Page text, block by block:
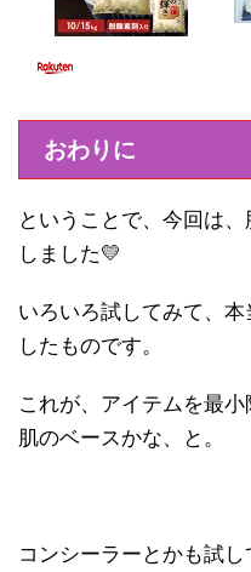
おわりに
ということで、今回は
しました💛
いろいろ試してみて、
したものです。
これが、アイテムを最
肌のベースかな、と。
コンシーラーとかも試